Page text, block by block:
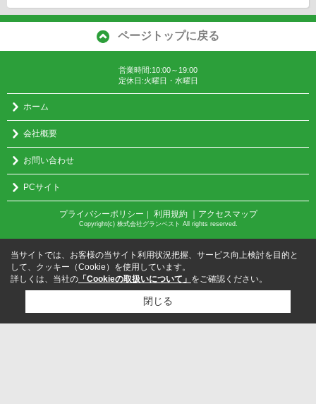
ページトップに戻る
営業時間:10:00～19:00
定休日:火曜日・水曜日
ホーム
会社概要
お問い合わせ
PCサイト
プライバシーポリシー ｜ 利用規約 ｜アクセスマップ
Copyright(c) 株式会社グランベスト All rights reserved.
当サイトでは、お客様の当サイト利用状況把握、サービス向上検討を目的と
して、クッキー（Cookie）を使用しています。
詳しくは、当社の 「Cookieの取扱いについて」 をご確認ください。
閉じる